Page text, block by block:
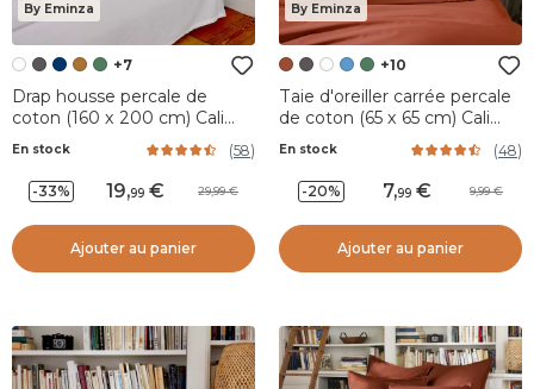
By Eminza
+7
Drap housse percale de
coton (160 x 200 cm) Cali
En stock (58)
-33% 19,99 29,99
Ajouter au panier
By Eminza
+10
Taie d'oreiller carrée percale
de coton (65 x 65 cm) Cali
En stock (48)
-20% 7,99 9,99
Ajouter au panier